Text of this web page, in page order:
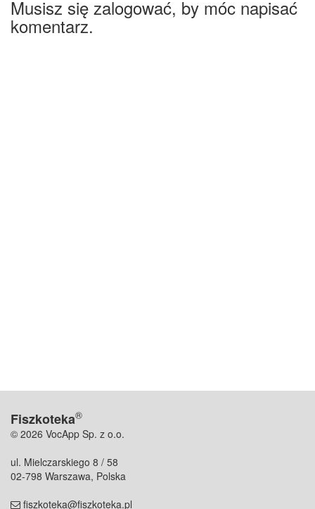
Musisz się zalogować, by móc napisać
komentarz.
Fiszkoteka®
© 2026 VocApp Sp. z o.o.
ul. Mielczarskiego 8 / 58
02-798 Warszawa, Polska
fiszkoteka@fiszkoteka.pl